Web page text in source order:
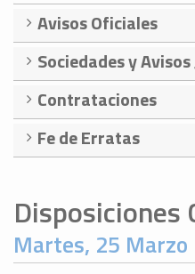
Avisos Oficiales
Sociedades y
Contrataciones
Fe de Erratas
Disposiciones
Martes, 25 Marzo